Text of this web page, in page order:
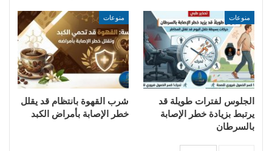
منوعات
الجلوس لفترات طويلة قد
يرتبط بزيادة خطر الإصابة
بالسرطان
منوعات
شرب القهوة بانتظام قد يقلل
خطر الإصابة بأمراض الكبد